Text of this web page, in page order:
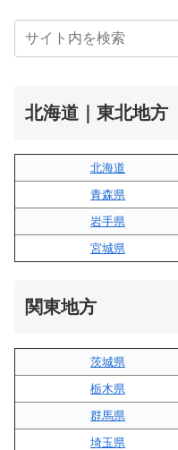
北海道｜東北地方
北海道
青森県
岩手県
宮城県
関東地方
茨城県
栃木県
群馬県
埼玉県